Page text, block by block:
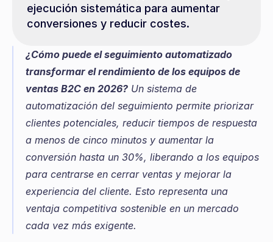
ejecución sistemática para aumentar
conversiones y reducir costes.
¿Cómo puede el seguimiento automatizado
transformar el rendimiento de los equipos de
ventas B2C en 2026? Un sistema de
automatización del seguimiento permite priorizar
clientes potenciales, reducir tiempos de respuesta
a menos de cinco minutos y aumentar la
conversión hasta un 30%, liberando a los equipos
para centrarse en cerrar ventas y mejorar la
experiencia del cliente. Esto representa una
ventaja competitiva sostenible en un mercado
cada vez más exigente.